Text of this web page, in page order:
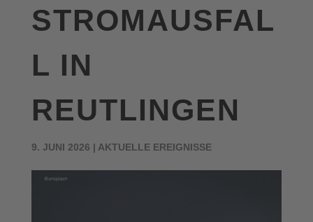
STROMAUSFAL
L IN
REUTLINGEN
9. JUNI 2026 | AKTUELLE EREIGNISSE